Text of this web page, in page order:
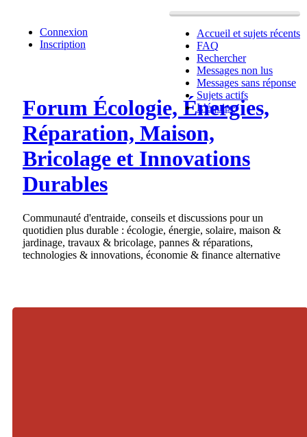
Accueil et sujets récents
FAQ
Rechercher
Messages non lus
Messages sans réponse
Sujets actifs
L’équipe
Connexion
Inscription
Forum Écologie, Énergies,
Réparation, Maison,
Bricolage et Innovations
Durables
Communauté d'entraide, conseils et discussions pour un
quotidien plus durable : écologie, énergie, solaire, maison &
jardinage, travaux & bricolage, pannes & réparations,
technologies & innovations, économie & finance alternative